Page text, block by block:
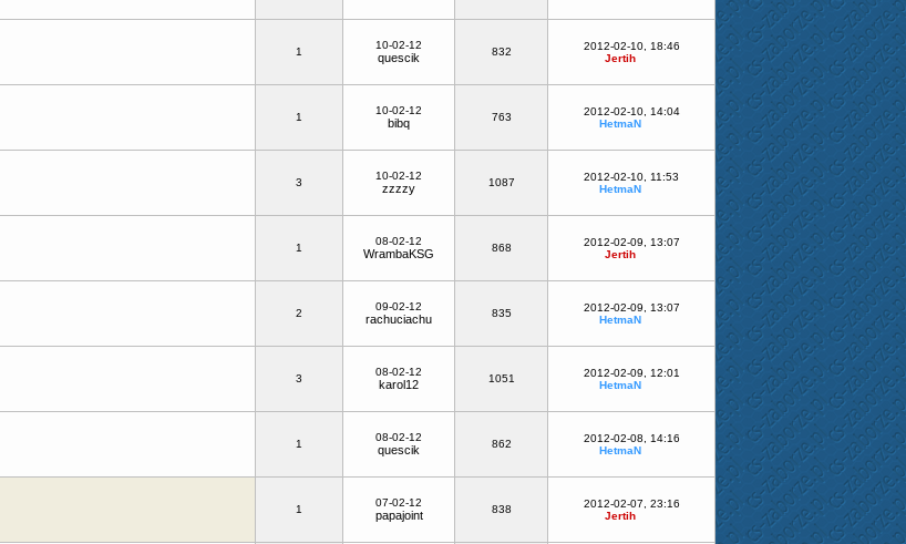
1
10-02-12
quescik 832
2012-02-10, 18:46
Jertih
1
10-02-12
bibq 763
2012-02-10, 14:04
HetmaN
3
10-02-12
zzzzy 1087
2012-02-10, 11:53
HetmaN
1
08-02-12
WrambaKSG 868
2012-02-09, 13:07
Jertih
2
09-02-12
rachuciachu 835
2012-02-09, 13:07
HetmaN
3
08-02-12
karol12 1051
2012-02-09, 12:01
HetmaN
1
08-02-12
quescik 862
2012-02-08, 14:16
HetmaN
1
07-02-12
papajoint 838
2012-02-07, 23:16
Jertih